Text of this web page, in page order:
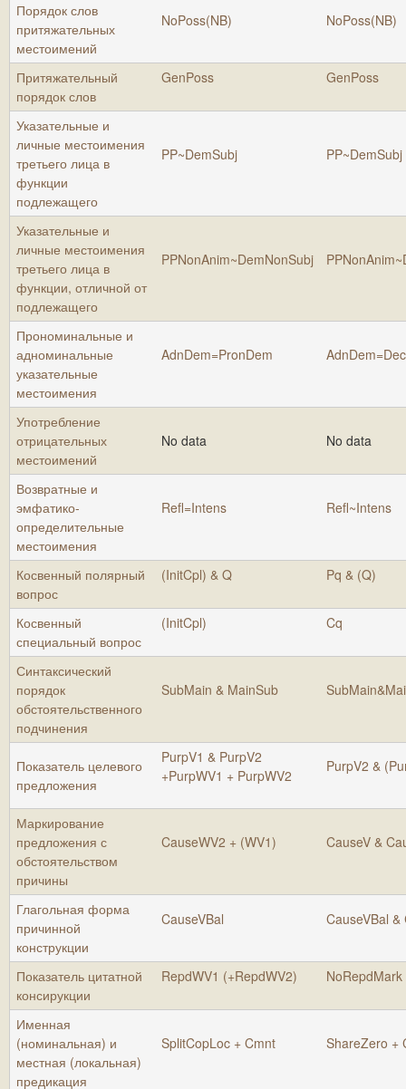
Порядок слов
притяжательных
местоимений
NoPoss(NB) NoPoss(NB)
Притяжательный
порядок слов
GenPoss GenPoss
Указательные и
личные местоимения
третьего лица в
функции
подлежащего
PP~DemSubj PP~DemSubj
Указательные и
личные местоимения
третьего лица в
функции, отличной от
подлежащего
PPNonAnim~DemNonSubj
Прономинальные и
адноминальные
указательные
местоимения
AdnDem=PronDem
Употребление
отрицательных
местоимений
No data No data
Возвратные и
эмфатико-
определительные
местоимения
Refl=Intens Refl~Intens
Косвенный полярный
вопрос
(InitCpl) & Q Pq & (Q)
Косвенный
специальный вопрос
(InitCpl) Cq
Синтаксический
порядок
обстоятельственного
подчинения
SubMain & MainSub
Показатель целевого
предложения
PurpV1 & PurpV2
+PurpWV1 + PurpWV2
PurpV2 &
Маркирование
предложения с
обстоятельством
причины
CauseWV2 + (WV1) CauseV &
Глагольная форма
причинной
конструкции
CauseVBal CauseVBal &
Показатель цитатной
консирукции
RepdWV1 (+RepdWV2) NoRepdMark
Именная
(номинальная) и
местная (локальная)
предикация
SplitCopLoc + Cmnt ShareZero +